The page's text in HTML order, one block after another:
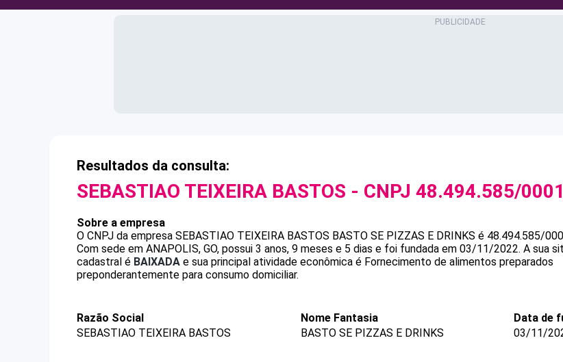
Resultados da consulta:
SEBASTIAO TEIXEIRA BASTOS - CNPJ 48.494.585/
Sobre a empresa
O CNPJ da empresa SEBASTIAO TEIXEIRA BASTOS BASTO SE PIZZAS E DRINKS é 48.494.585/
Com sede em ANAPOLIS, GO, possui 3 anos, 9 meses e 5 dias e foi fundada em 03/11/2022. A sua
cadastral é BAIXADA e sua principal atividade econômica é Fornecimento de alimentos preparados
preponderantemente para consumo domiciliar.
Razão Social
SEBASTIAO TEIXEIRA BASTOS
Nome Fantasia
BASTO SE PIZZAS E DRINKS
Data de
03/11/